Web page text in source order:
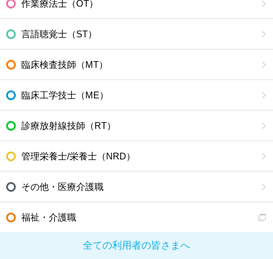
作業療法士（OT）
言語聴覚士（ST）
臨床検査技師（MT）
臨床工学技士（ME）
診療放射線技師（RT）
管理栄養士/栄養士（NRD）
その他・医療介護職
福祉・介護職
全ての利用者の皆さまへ